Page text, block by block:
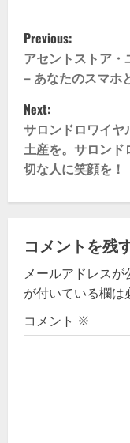
P
o
s
t
n
a
i
g
a
Previous:
アセントストア
– あなたのスマホ
Next:
サロンドロワイヤ
土産を。サロン
切な人に笑顔を！
コメントを残
メールアドレスが
が付いている欄は
コメント ※